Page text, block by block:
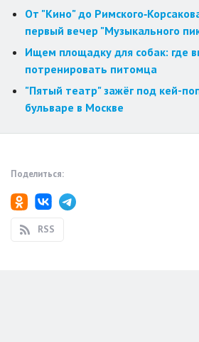
От "Кино" до
первый вечер "Музыкального
Ищем площадку для собак: где
потренировать питомца
"Пятый театр" зажёг под кей-
бульваре в Москве
Поделиться:
RSS